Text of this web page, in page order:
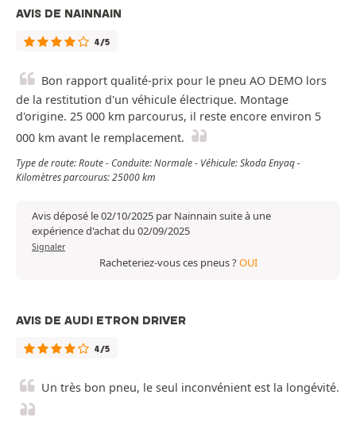
AVIS DE NAINNAIN
4/5
Bon rapport qualité-prix pour le pneu AO DEMO lors
de la restitution d'un véhicule électrique. Montage
d'origine. 25 000 km parcourus, il reste encore environ 5
000 km avant le remplacement.
Type de route: Route - Conduite: Normale - Véhicule: Skoda Enyaq -
Kilomètres parcourus: 25000 km
Avis déposé le 02/10/2025 par Nainnain suite à une
expérience d'achat du 02/09/2025
Signaler
Racheteriez-vous ces pneus ?OUI
AVIS DE AUDI ETRON DRIVER
4/5
Un très bon pneu, le seul inconvénient est la longévité.